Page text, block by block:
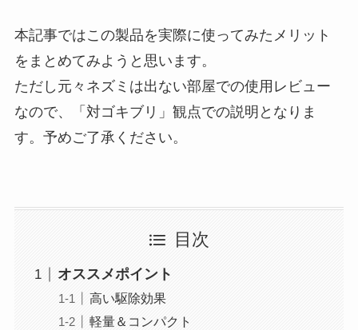
本記事ではこの製品を実際に使ってみたメリット
をまとめてみようと思います。
ただし元々ネズミは出ない部屋での使用レビュー
なので、「対ゴキブリ」観点での説明となりま
す。予めご了承ください。
目次
オススメポイント
高い駆除効果
軽量＆コンパクト